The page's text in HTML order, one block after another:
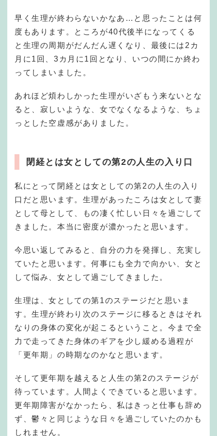
早く生理が終わらないかなあ…と思ったことは何
度もあります。ところが40代後半になってくる
と生理の周期がだんだん遅くなり、最後には2カ
月に1回、3カ月に1回となり、いつの間にか終わ
ってしまいました。
あれほど煩わしかった生理がいざもう来ないとな
ると、寂しいような、女でなくなるような、ちょ
っとした空虚感がありました。
閉経とは女としての第2の人生の入り口
私にとって閉経とは女としての第2の人生の入り
口だと思います。生理があったころは女として妻
として母として、もの凄く忙しい日々を過ごして
きました。本当に密度が濃かったと思います。
今思い返してみると、自分の力を発揮し、充実し
ていたと思います。何事にも全力で向かい、女と
して悩み、女として過ごしてきました。
生理は、女としての第1のステージだと思いま
す。生理が終わり次のステージに移るときはそれ
なりの身体の変化が起こるということ。今まで全
力で走ってきた身体のギアを少し緩める過程が
「更年期」の時期なのかなと思います。
そして更年期を越えると人生の第2のステージが
待っています。人間よくできていると思います。
更年期障害がなかったら、私はきっと仕事も辞め
ず、鬱々と同じような日々を過ごしていたのかも
しれません。